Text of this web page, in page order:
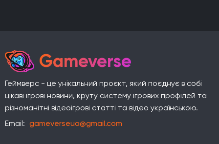
Gameverse
Геймверс - це унікальний проєкт, який поєднує в собі
цікаві ігрові новини, круту систему ігрових профілей та
різноманітні відеоігрові статті та відео українською.
Email: gameverseua@gmail.com